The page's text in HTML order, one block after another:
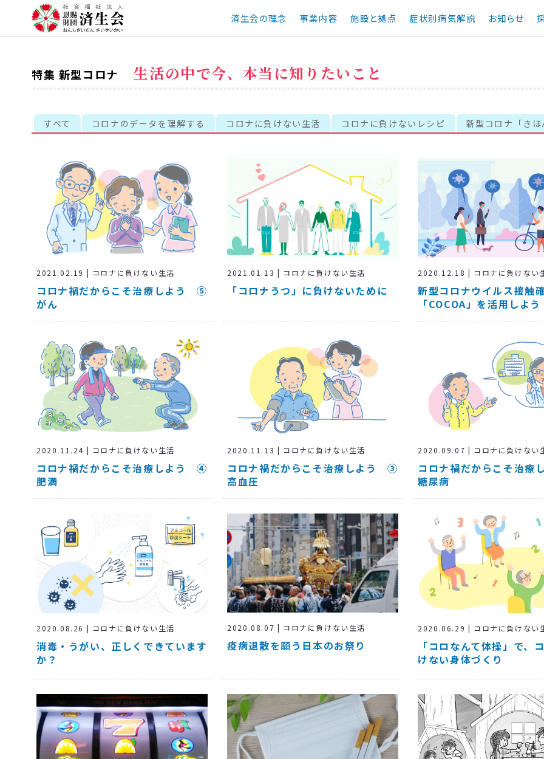
済生会の理念 事業内容 施設と拠点 症状別病気解説 お知らせ
特集 新型コロナ 生活の中で今、本当に知りたいこと
すべて コロナのデータを理解する コロナに負けない生活 コロナに負けないレシピ 新型コロナ「きほ
2021.02.19 | コロナに負けない生活
コロナ禍だからこそ治療しよう ⑤
がん
2021.01.13 | コロナに負けない生活
「コロナうつ」に負けないために
2020.12.18 | コロナに負けない
新型コロナウイルス接触
「COCOA」を活用しよう
2020.11.24 | コロナに負けない生活
コロナ禍だからこそ治療しよう ④
肥満
2020.11.13 | コロナに負けない生活
コロナ禍だからこそ治療しよう ③
高血圧
2020.09.07 | コロナに負けない
コロナ禍だからこそ治
糖尿病
2020.08.26 | コロナに負けない生活
消毒・うがい、正しくできています
か？
2020.08.07 | コロナに負けない生活
疫病退散を願う日本のお祭り
2020.06.29 | コロナに負けない
「コロなんて体操」で、
けない身体づくり